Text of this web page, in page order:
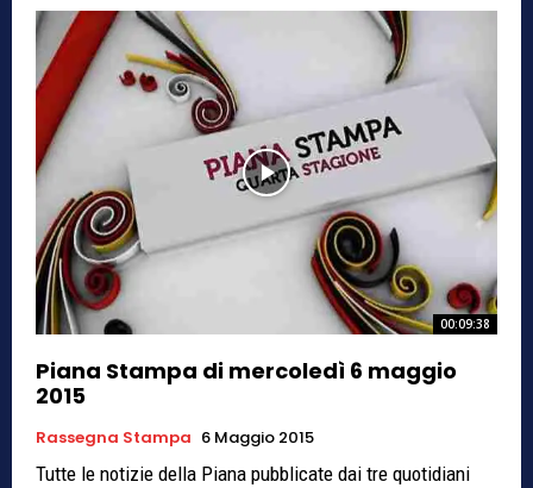
00:09:38
Piana Stampa di mercoledì 6 maggio
2015
Rassegna Stampa 6 Maggio 2015
Tutte le notizie della Piana pubblicate dai tre quotidiani